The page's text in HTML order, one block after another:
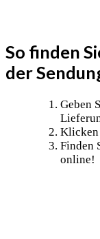
So finden
der
Geben
Klicken
Finden
online!